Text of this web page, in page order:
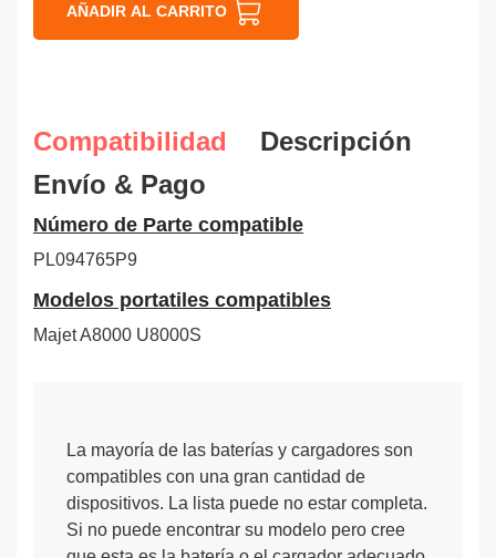
AÑADIR AL CARRITO
Compatibilidad
Descripción
Envío & Pago
Número de Parte compatible
PL094765P9
Modelos portatiles compatibles
Majet A8000 U8000S
La mayoría de las baterías y cargadores son
compatibles con una gran cantidad de
dispositivos. La lista puede no estar completa.
Si no puede encontrar su modelo pero cree